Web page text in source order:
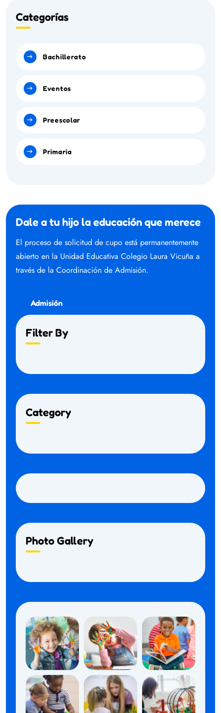
Categorías
Bachillerato
Eventos
Preescolar
Primaria
Dale a tu hijo la educación que merece
El proceso de solicitud de cupo está permanentemente
abierto en la Unidad Educativa Colegio Laura Vicuña a
través de la Coordinación de Admisión.
Admisión
Filter By
Category
Photo Gallery